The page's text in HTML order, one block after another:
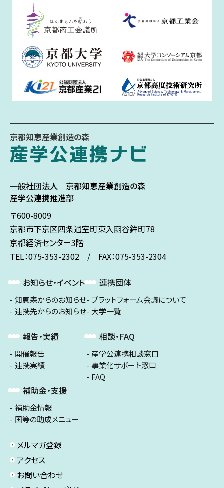
京都知恵産業創造の森
一般社団法人 京都知恵産業創造の森
産学公連携推進部
〒600-8009
京都市下京区四条通室町東入函谷鉾町78
京都経済センター3階
TEL：075-353-2302 / FAX：075-353-2304
お知らせ・イベント
知恵森からのお知らせ
連携先からのお知らせ
報告・実績
開催報告
連携実績
補助金・支援
補助金情報
国等の助成メニュー
連携団体
プラットフォーム会議について
大学一覧
相談・FAQ
産学公連携相談窓口
事業化サポート窓口
FAQ
メルマガ登録
アクセス
お問い合わせ